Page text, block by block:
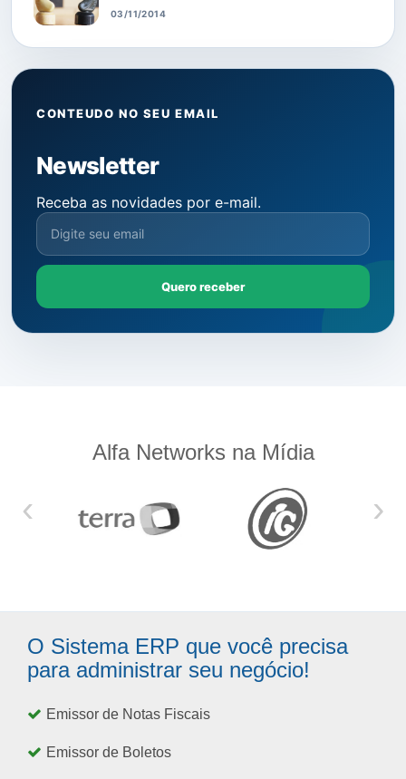
03/11/2014
CONTEUDO NO SEU EMAIL
Newsletter
Receba as novidades por e-mail.
Quero receber
Alfa Networks na Mídia
‹ ›
O Sistema ERP que você precisa
para administrar seu negócio!
Emissor de Notas Fiscais
Emissor de Boletos